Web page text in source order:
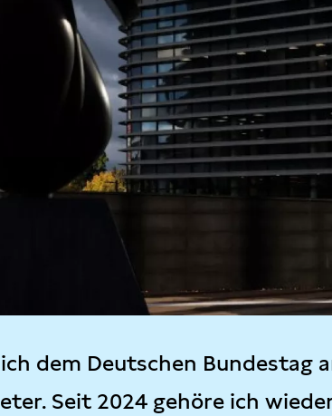
dem Deutschen Bundestag
Seit 2024 gehöre ich